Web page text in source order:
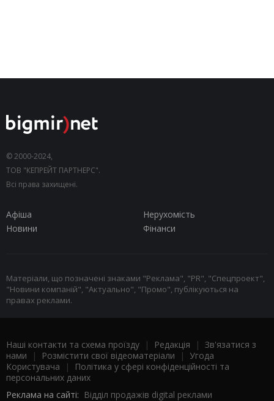
© 2000-2024,
ТОВ "КЕПРЕЙТ ПАРТНЕРС".
Всі права захищені.
Афіша
Нерухомість
Новини
Фінанси
Матеріали, що позначені знаками "Реклама", "PR", "Спецпроект",
"Новини компаній", "Актуально", "Промо", публікуються на
правах реклами.
Наші контакти та схема проїзду | Редакція | Зв'язатися з
нами | Розмістити свої відеоматеріали | Угода
Користувача |
Політика у сфері конфіденційності та
персональних даних
Реклама на сайті: Відділ продажів digital реклами